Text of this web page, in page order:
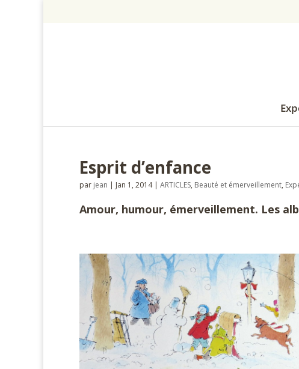
Esprit d’enfance
par jean | Jan 1, 2014| ARTICLES, Beauté et émerveillement,
Amour, humour, émerveillement. Les